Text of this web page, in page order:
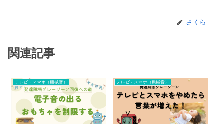
さくら
関連記事
テレビ・スマホ（機械音） テレビ・スマホ（機械音）